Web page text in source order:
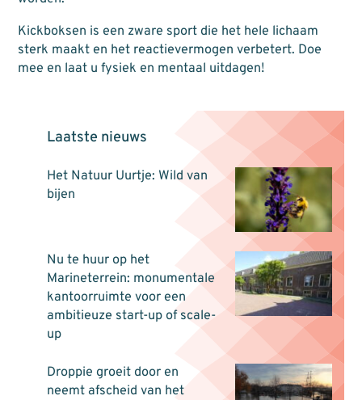
Kickboksen is een zware sport die het hele lichaam
sterk maakt en het reactievermogen verbetert. Doe
mee en laat u fysiek en mentaal uitdagen!
Laatste nieuws
Het Natuur Uurtje: Wild van
bijen
Nu te huur op het
Marineterrein: monumentale
kantoorruimte voor een
ambitieuze start-up of scale-
up
Droppie groeit door en
neemt afscheid van het